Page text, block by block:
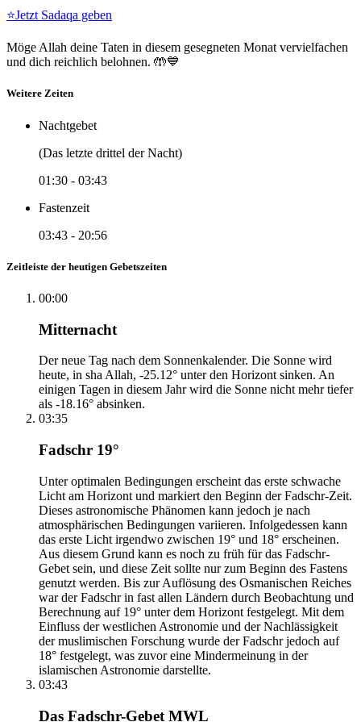
⭐Jetzt Sadaqa geben
Möge Allah deine Taten in diesem gesegneten Monat vervielfachen
und dich reichlich belohnen. 🤲💙
Weitere Zeiten
Nachtgebet
(Das letzte drittel der Nacht)
01:30 - 03:43
Fastenzeit
03:43 - 20:56
Zeitleiste der heutigen Gebetszeiten
00:00
Mitternacht
Der neue Tag nach dem Sonnenkalender. Die Sonne wird
heute, in sha Allah, -25.12° unter den Horizont sinken. An
einigen Tagen in diesem Jahr wird die Sonne nicht mehr tiefer
als -18.16° absinken.
03:35
Fadschr 19°
Unter optimalen Bedingungen erscheint das erste schwache
Licht am Horizont und markiert den Beginn der Fadschr-Zeit.
Dieses astronomische Phänomen kann jedoch je nach
atmosphärischen Bedingungen variieren. Infolgedessen kann
das erste Licht irgendwo zwischen 19° und 18° erscheinen.
Aus diesem Grund kann es noch zu früh für das Fadschr-
Gebet sein, und diese Zeit sollte nur zum Beginn des Fastens
genutzt werden. Bis zur Auflösung des Osmanischen Reiches
war der Fadschr in fast allen Ländern durch Beobachtung und
Berechnung auf 19° unter dem Horizont festgelegt. Mit dem
Einfluss der westlichen Astronomie und der Nachlässigkeit
der muslimischen Forschung wurde der Fadschr jedoch auf
18° festgelegt, was zuvor eine Mindermeinung in der
islamischen Astronomie darstellte.
03:43
Das Fadschr-Gebet MWL